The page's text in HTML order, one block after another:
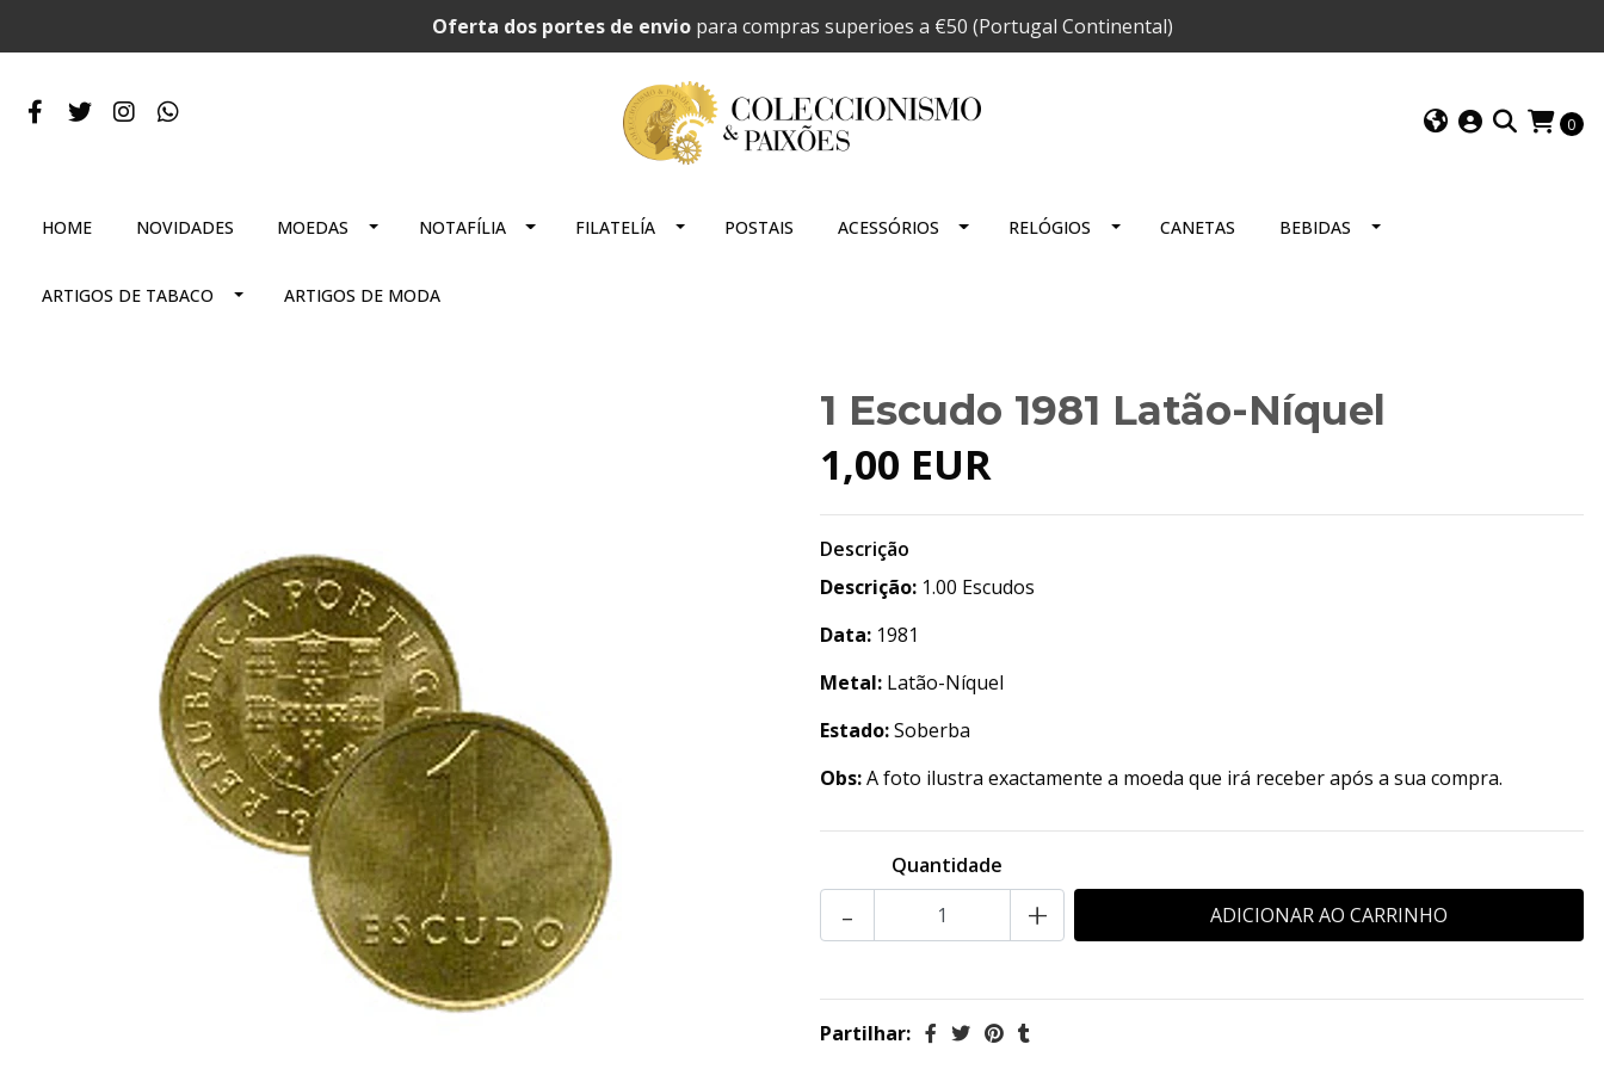
Oferta dos portes de enviopara compras superioes a €50 (Portugal Continental)
0
HOME NOVIDADES MOEDAS NOTAFÍLIA FILATELÍA POSTAIS ACESSÓRIOS RELÓGIOS CANETAS BEBIDAS
ARTIGOS DE TABACO ARTIGOS DE MODA
1 Escudo 1981 Latão-Níquel
1,00 EUR
Descrição
Descrição: 1.00 Escudos
Data: 1981
Metal: Latão-Níquel
Estado:Soberba
Obs:A foto ilustra exactamente a moeda que irá receber após a sua compra.
Quantidade
- +
Partilhar: